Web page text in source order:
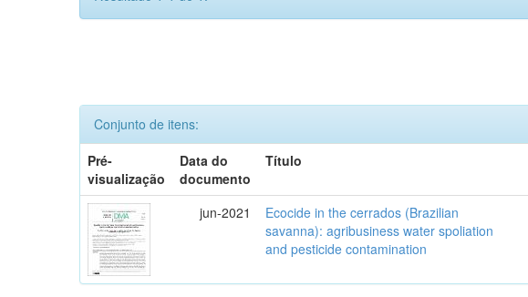
Conjunto de itens:
Pré-
visualização
Data do
documento
Título
jun-2021
Ecocide in the cerrados (Brazilian
savanna): agribusiness water spoliation
and pesticide contamination